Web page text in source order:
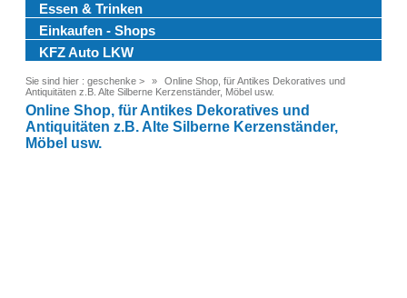
Essen & Trinken
Einkaufen - Shops
KFZ Auto LKW
Sie sind hier : geschenke >
Online Shop, für Antikes Dekoratives und
Antiquitäten z.B. Alte Silberne Kerzenständer, Möbel usw.
Online Shop, für Antikes Dekoratives und
Antiquitäten z.B. Alte Silberne Kerzenständer,
Möbel usw.